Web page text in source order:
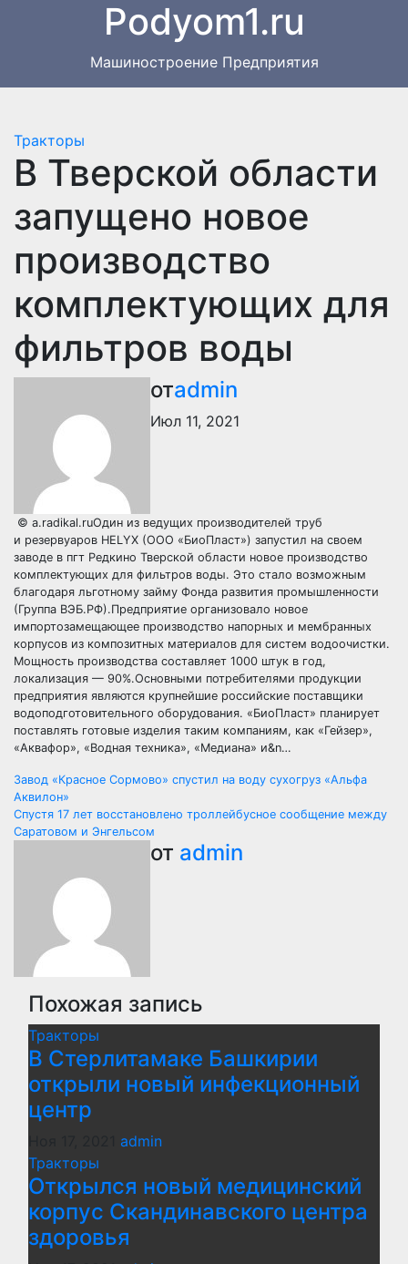
содержимому
Podyom1.ru
Машиностроение Предприятия
Тракторы
В Тверской области
запущено новое
производство
комплектующих для
фильтров воды
отadmin
Июл 11, 2021
© a.radikal.ruОдин из ведущих производителей труб
и резервуаров HELYX (ООО «БиоПласт») запустил на своем
заводе в пгт Редкино Тверской области новое производство
комплектующих для фильтров воды. Это стало возможным
благодаря льготному займу Фонда развития промышленности
(Группа ВЭБ.РФ).Предприятие организовало новое
импортозамещающее производство напорных и мембранных
корпусов из композитных материалов для систем водоочистки.
Мощность производства составляет 1000 штук в год,
локализация — 90%.Основными потребителями продукции
предприятия являются крупнейшие российские поставщики
водоподготовительного оборудования. «БиоПласт» планирует
поставлять готовые изделия таким компаниям, как «Гейзер»,
«Аквафор», «Водная техника», «Медиана» и&n…
Навигация
по
Завод «Красное Сормово» спустил на воду сухогруз «Альфа
Аквилон»
Спустя 17 лет восстановлено троллейбусное сообщение между
Саратовом и Энгельсом
от admin
Похожая запись
Тракторы
В Стерлитамаке Башкирии
открыли новый инфекционный
центр
admin
Тракторы
Открылся новый медицинский
корпус Скандинавского центра
здоровья